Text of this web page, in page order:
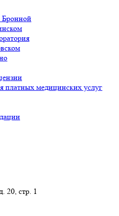
платных медицинских услуг
20, стр. 1